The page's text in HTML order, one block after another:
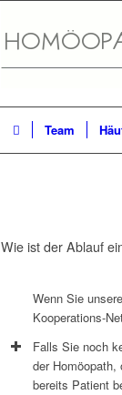
Team
Wie ist der Ablauf
Wenn Sie
Kooperations-
Falls Sie noch
der
bereits Patient